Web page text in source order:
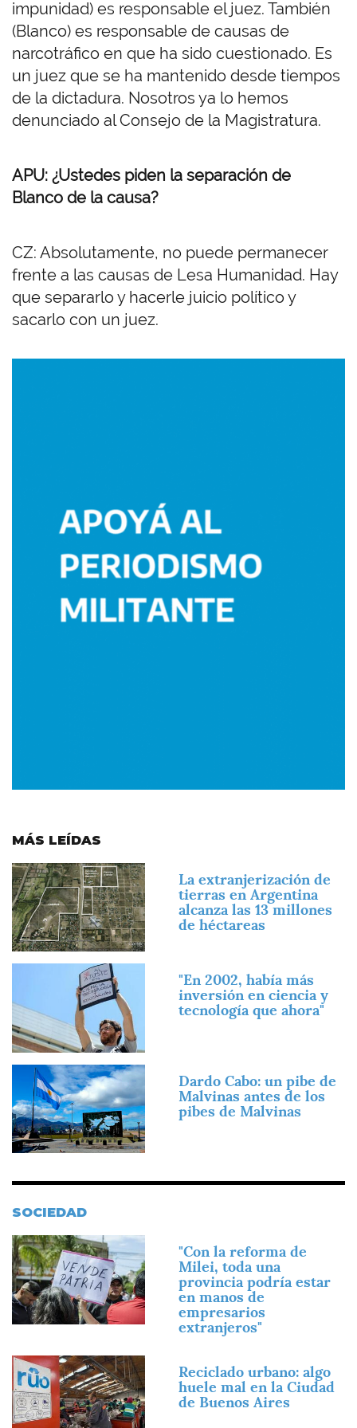
impunidad) es responsable el juez. También
(Blanco) es responsable de causas de
narcotráfico en que ha sido cuestionado. Es
un juez que se ha mantenido desde tiempos
de la dictadura. Nosotros ya lo hemos
denunciado al Consejo de la Magistratura.
APU: ¿Ustedes piden la separación de
Blanco de la causa?
CZ: Absolutamente, no puede permanecer
frente a las causas de Lesa Humanidad. Hay
que separarlo y hacerle juicio político y
sacarlo con un juez.
MÁS LEÍDAS
Imagen
La extranjerización de
tierras en Argentina
alcanza las 13 millones
de héctareas
"En 2002, había más
inversión en ciencia y
tecnología que ahora"
Imagen
Dardo Cabo: un pibe de
Malvinas antes de los
pibes de Malvinas
SOCIEDAD
Imagen
"Con la reforma de
Milei, toda una
provincia podría estar
en manos de
empresarios
extranjeros"
Imagen
Reciclado urbano: algo
huele mal en la Ciudad
de Buenos Aires